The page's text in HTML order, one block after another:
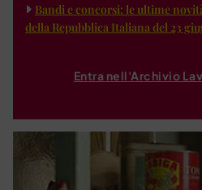
Bandi e concorsi: le ultime
della Repubblica Italiana del 23
Entra nell'Archivio